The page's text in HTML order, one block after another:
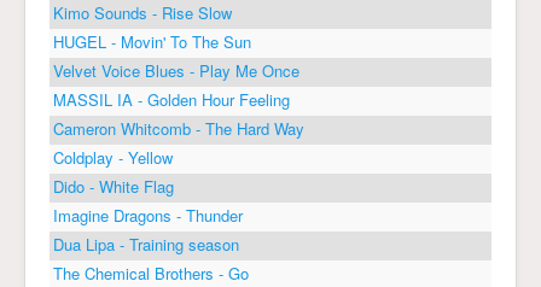
Kimo Sounds - Rise Slow
HUGEL - Movin' To The Sun
Velvet Voice Blues - Play Me Once
MASSIL IA - Golden Hour Feeling
Cameron Whitcomb - The Hard Way
Coldplay - Yellow
Dido - White Flag
Imagine Dragons - Thunder
Dua Lipa - Training season
The Chemical Brothers - Go